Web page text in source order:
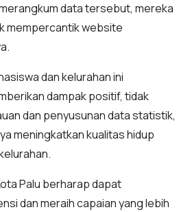
data tersebut, mereka
mempercantik website
dan kelurahan ini
dampak positif, tidak
dan penyusunan data statistik,
meningkatkan kualitas hidup
Palu berharap dapat
dan meraih capaian yang lebih